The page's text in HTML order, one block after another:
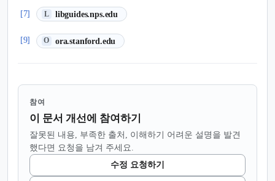
[7] L libguides.nps.edu
(새 탭에서 열림)
[9] O ora.stanford.edu
(새 탭에서 열림)
참여
이 문서 개선에 참여하기
잘못된 내용, 부족한 출처, 이해하기 어려운 설명을 발견
했다면 요청을 남겨 주세요.
수정 요청하기